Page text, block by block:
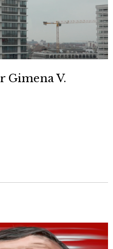
Gimena V.